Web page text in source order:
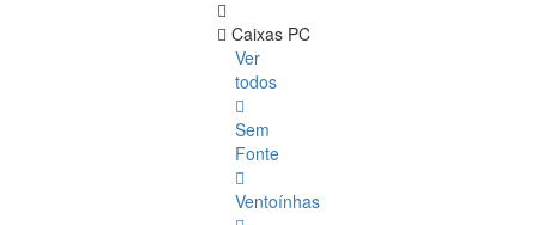
Caixas PC
Ver
todos
Sem
Fonte
Ventoínhas